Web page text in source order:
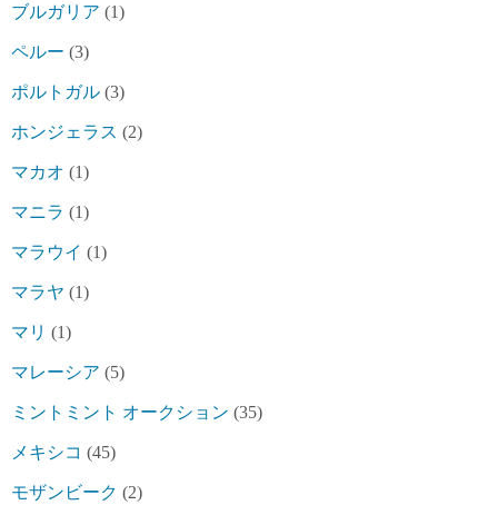
ブルガリア (1)
ペルー (3)
ポルトガル (3)
ホンジェラス (2)
マカオ (1)
マニラ (1)
マラウイ (1)
マラヤ (1)
マリ (1)
マレーシア (5)
ミントミント オークション (35)
メキシコ (45)
モザンビーク (2)